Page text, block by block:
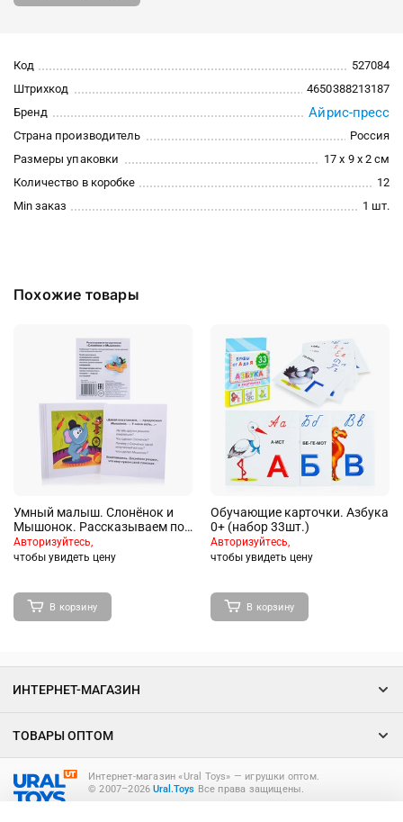
Код
527084
Штрихкод
4650388213187
Бренд
Айрис-пресс
Страна производитель
Россия
Размеры упаковки
17 x 9 x 2 см
Количество в коробке
12
Min заказ
1 шт.
Похожие товары
Умный малыш. Слонёнок и
Мышонок. Рассказываем по
картинкам. Набор карточек
для детей. \ Фролова Т.Ю.
Авторизуйтесь,
чтобы увидеть цену
В корзину
Обучающие карточки. Азбука
0+ (набор 33шт.)
Авторизуйтесь,
чтобы увидеть цену
В корзину
Интернет-магазин «Ural Toys» ― игрушки оптом.
© 2007–2026Ural.Toys Все права защищены.
ИНТЕРНЕТ-МАГАЗИН
ТОВАРЫ ОПТОМ